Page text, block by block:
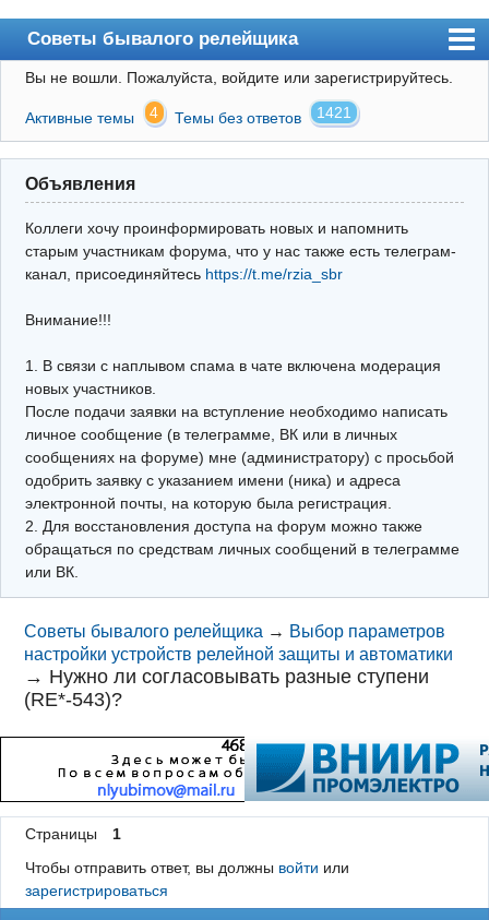
Советы бывалого релейщика
Форум
Правила
Поиск
Регистрация
Архив
Почта
Поиск релейщика
Видео РЗиА
Фотохостинг
Телеграм
Вы не вошли. Пожалуйста, войдите или зарегистрируйтесь.
Активные темы 4 Темы без ответов 1421
Объявления
Коллеги хочу проинформировать новых и напомнить
старым участникам форума, что у нас также есть телеграм-
канал, присоединяйтесь https://t.me/rzia_sbr
Внимание!!!
1. В связи с наплывом спама в чате включена модерация
новых участников.
После подачи заявки на вступление необходимо написать
личное сообщение (в телеграмме, ВК или в личных
сообщениях на форуме) мне (администратору) с просьбой
одобрить заявку с указанием имени (ника) и адреса
электронной почты, на которую была регистрация.
2. Для восстановления доступа на форум можно также
обращаться по средствам личных сообщений в телеграмме
или ВК.
Советы бывалого релейщика → Выбор параметров
настройки устройств релейной защиты и автоматики
→ Нужно ли согласовывать разные ступени
(RE*-543)?
Страницы
1
Чтобы отправить ответ, вы должны войти или
зарегистрироваться